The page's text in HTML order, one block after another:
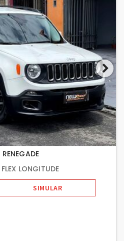
RENEGADE
LONGITUDE
SIMULAR